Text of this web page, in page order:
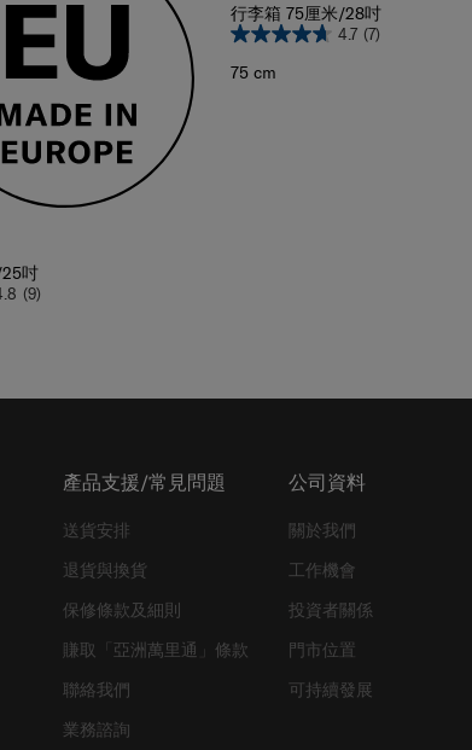
吋
(9)
行李箱 75厘米/28吋
4.7 (7)
75 cm
產品支援/常見問題
送貨安排
退貨與換貨
保修條款及細則
賺取「亞洲萬里通」條款
聯絡我們
業務諮詢
公司資料
關於我們
工作機會
投資者關係
門市位置
可持續發展